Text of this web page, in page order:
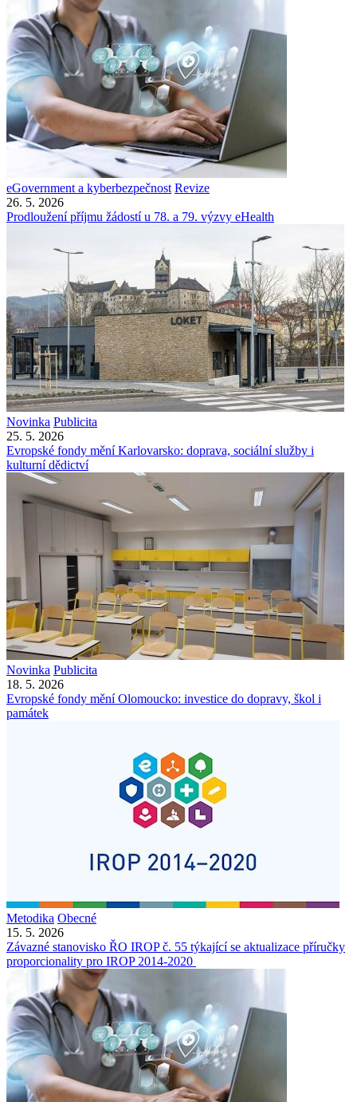
eGovernment a kyberbezpečnost Revize
26. 5. 2026
Prodloužení příjmu žádostí u 78. a 79. výzvy eHealth
Novinka Publicita
25. 5. 2026
Evropské fondy mění Karlovarsko: doprava, sociální služby i
kulturní dědictví
Novinka Publicita
18. 5. 2026
Evropské fondy mění Olomoucko: investice do dopravy, škol i
památek
Metodika Obecné
15. 5. 2026
Závazné stanovisko ŘO IROP č. 55 týkající se aktualizace příručky
proporcionality pro IROP 2014-2020 ​